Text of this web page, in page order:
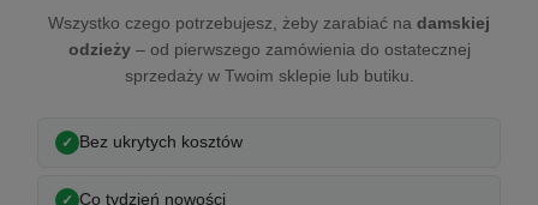
Wszystko czego potrzebujesz, żeby zarabiać na damskiej
odzieży– od pierwszego zamówienia do ostatecznej
sprzedaży w Twoim sklepie lub butiku.
Bez ukrytych kosztów
Co tydzień nowości